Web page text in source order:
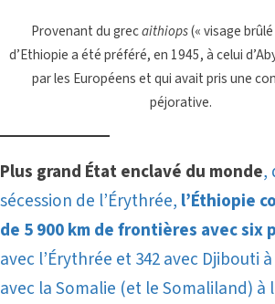
Provenant du grecaithiops(« visage brûlé
d’Ethiopie a été préféré, en 1945, à celui
par les Européens et qui avait pris une
péjorative.
Plus grand État enclavé du monde,
sécession de l’Érythrée, l’Éthiopie
de 5 900 km de frontières avec six
avec l’Érythrée et 342 avec Djibouti à
avec la Somalie (et le Somaliland) à